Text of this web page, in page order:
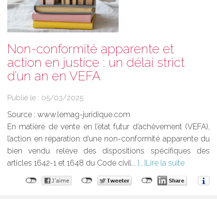
Non-conformité apparente et
action en justice : un délai strict
d’un an en VEFA
Publié le : 05/03/2025
Source : www.lemag-juridique.com
En matière de vente en l’état futur d’achèvement (VEFA),
l’action en réparation d’une non-conformité apparente du
bien vendu relève des dispositions spécifiques des
articles 1642-1 et 1648 du Code civil...
Lire la suite